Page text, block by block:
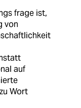
frage ist,
von
auf
Wort